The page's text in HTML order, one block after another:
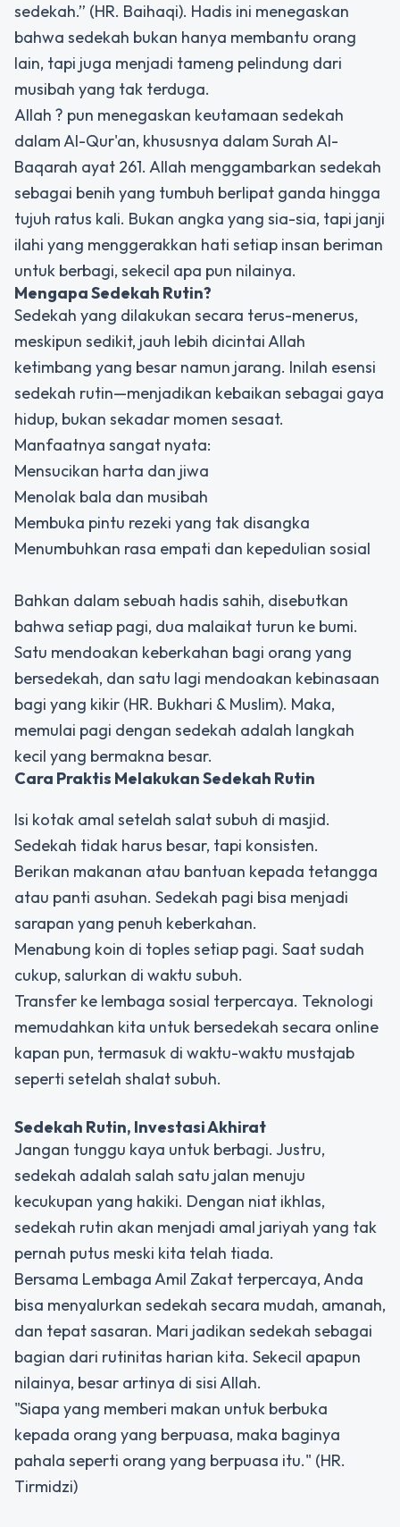
sedekah.” (HR. Baihaqi). Hadis ini menegaskan
bahwa sedekah bukan hanya membantu orang
lain, tapi juga menjadi tameng pelindung dari
musibah yang tak terduga.
Allah ? pun menegaskan keutamaan sedekah
dalam Al-Qur'an, khususnya dalam Surah Al-
Baqarah ayat 261. Allah menggambarkan sedekah
sebagai benih yang tumbuh berlipat ganda hingga
tujuh ratus kali. Bukan angka yang sia-sia, tapi janji
ilahi yang menggerakkan hati setiap insan beriman
untuk berbagi, sekecil apa pun nilainya.
MengapaSedekah Rutin?
Sedekah yang dilakukan secara terus-menerus,
meskipun sedikit, jauh lebih dicintai Allah
ketimbang yang besar namun jarang. Inilah esensi
sedekah rutin—menjadikan kebaikan sebagai gaya
hidup, bukan sekadar momen sesaat.
Manfaatnya sangat nyata:
Mensucikan harta dan jiwa
Menolak bala dan musibah
Membuka pintu rezeki yang tak disangka
Menumbuhkan rasa empati dan kepedulian sosial
Bahkan dalam sebuah hadis sahih, disebutkan
bahwa setiap pagi, dua malaikat turun ke bumi.
Satu mendoakan keberkahan bagi orang yang
bersedekah, dan satu lagi mendoakan kebinasaan
bagi yang kikir (HR. Bukhari & Muslim). Maka,
memulai pagi dengan sedekah adalah langkah
kecil yang bermakna besar.
Cara Praktis Melakukan Sedekah Rutin
Isi kotak amal setelah salat subuh di masjid.
Sedekah tidak harus besar, tapi konsisten.
Berikan makanan atau bantuan kepada tetangga
atau panti asuhan. Sedekah pagi bisa menjadi
sarapan yang penuh keberkahan.
Menabung koin di toples setiap pagi. Saat sudah
cukup, salurkan di waktu subuh.
Transfer ke lembaga sosial terpercaya. Teknologi
memudahkan kita untuk bersedekah secara online
kapan pun, termasuk di waktu-waktu mustajab
seperti setelah shalat subuh.
Sedekah Rutin, Investasi Akhirat
Jangan tunggu kaya untuk berbagi. Justru,
sedekah adalah salah satu jalan menuju
kecukupan yang hakiki. Dengan niat ikhlas,
sedekah rutin akan menjadi amal jariyah yang tak
pernah putus meski kita telah tiada.
Bersama Lembaga Amil Zakat terpercaya, Anda
bisa menyalurkan sedekah secara mudah, amanah,
dan tepat sasaran. Mari jadikan sedekah sebagai
bagian dari rutinitas harian kita. Sekecil apapun
nilainya, besar artinya di sisi Allah.
"Siapa yang memberi makan untuk berbuka
kepada orang yang berpuasa, maka baginya
pahala seperti orang yang berpuasa itu." (HR.
Tirmidzi)